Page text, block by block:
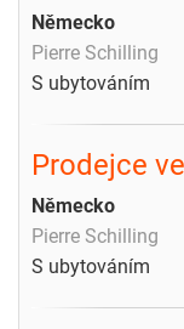
Německo
Pierre Schilling
S ubytováním
Prodejce
Německo
Pierre Schilling
S ubytováním